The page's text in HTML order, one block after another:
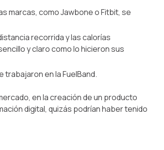
marcas, como Jawbone o Fitbit, se
recorrida y las calorías
y claro como lo hicieron sus
en la FuelBand.
en la creación de un producto
digital, quizás podrían haber tenido